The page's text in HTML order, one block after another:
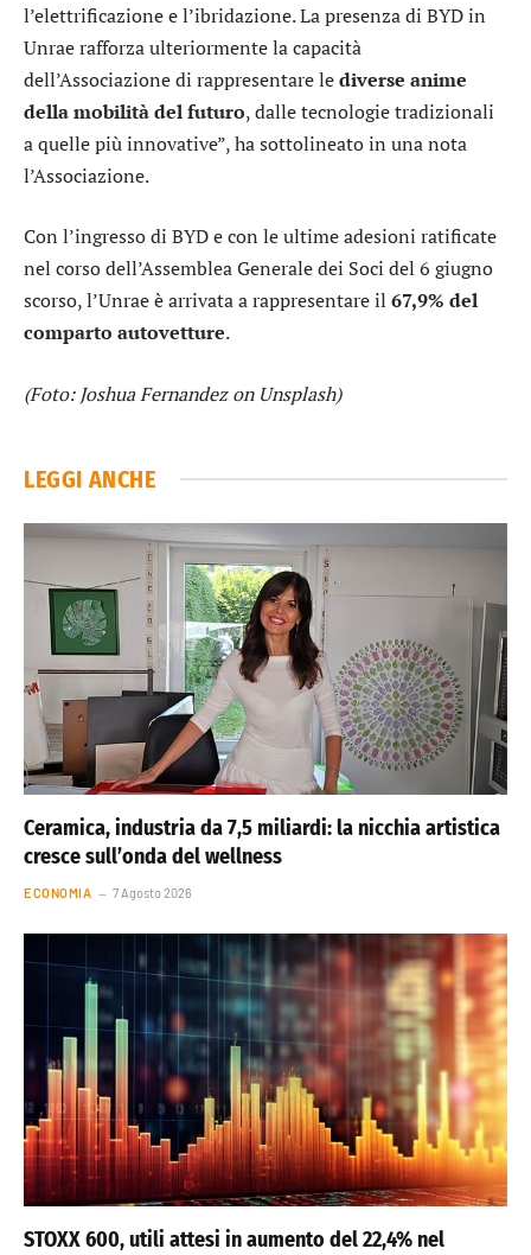
l’elettrificazione e l’ibridazione. La presenza di BYD in
Unrae rafforza ulteriormente la capacità
dell’Associazione di rappresentare lediverse anime
della mobilità del futuro, dalle tecnologie tradizionali
a quelle più innovative”, ha sottolineato in una nota
l’Associazione.
Con l’ingresso di BYD e con le ultime adesioni ratificate
nel corso dell’Assemblea Generale dei Soci del 6 giugno
scorso, l’Unrae è arrivata a rappresentare il 67,9% del
comparto autovetture.
(Foto: Joshua Fernandez on Unsplash)
LEGGI ANCHE
Ceramica, industria da 7,5 miliardi: la nicchia artistica
cresce sull’onda del wellness
ECONOMIA 7 Agosto 2026
STOXX 600, utili attesi in aumento del 22,4% nel